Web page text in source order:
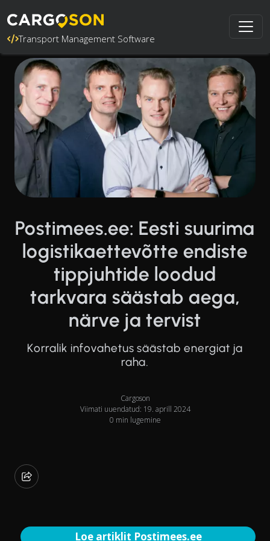
Transport Management Software
Postimees.ee: Eesti suurima
logistikaettevõtte endiste
tippjuhtide loodud
tarkvara säästab aega,
närve ja tervist
Korralik infovahetus säästab energiat ja
raha.
Cargoson
Viimati uuendatud: 19. aprill 2024
0 min lugemine
Loe artiklit Postimees.ee